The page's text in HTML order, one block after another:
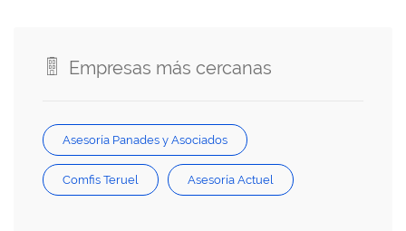
Empresas más cercanas
Asesoría Panades y Asociados
Comfis Teruel Asesoría Actuel